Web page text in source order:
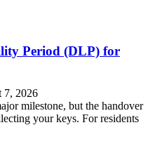
Period (DLP) for
7, 2026
milestone, but the handover
your keys. For residents